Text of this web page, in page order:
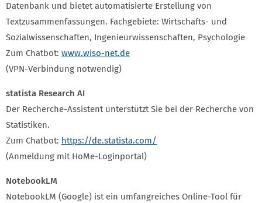
Datenbank und bietet automatisierte Erstellung von
Textzusammenfassungen. Fachgebiete: Wirtschafts- und
Sozialwissenschaften, Ingenieurwissenschaften, Psychologie
Zum Chatbot: www.wiso-net.de
(VPN-Verbindung notwendig)
statista Research AI
Der Recherche-Assistent unterstützt Sie bei der Recherche von
Statistiken.
Zum Chatbot: https://de.statista.com/
(Anmeldung mit HoMe-Loginportal)
NotebookLM
NotebookLM (Google) ist ein umfangreiches Online-Tool für